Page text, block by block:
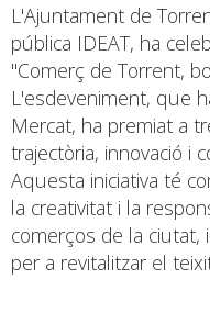
L'Ajuntament de
pública IDEAT, ha
"Comerç de Torrent,
L'esdeveniment, que
Mercat, ha premiat a
trajectòria, innovació i
Aquesta iniciativa té
la creativitat i la
comerços de la ciutat,
per a revitalitzar el